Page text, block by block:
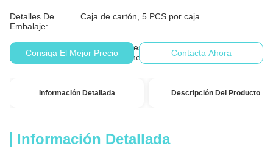
Detalles De
Embalaje:
Caja de cartón, 5 PCS por caja
Condiciones De
Pago:
Las condiciones de los productos incluidos en
el presente anexo son las siguientes:
Consiga El Mejor Precio Contacta Ahora
Información Detallada Descripción Del Producto
Información Detallada